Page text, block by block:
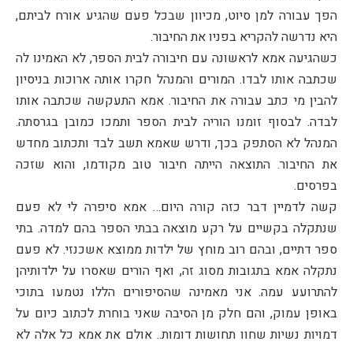
הפך עבורה למן סיוט, מכיוון שבכל פעם שהגיע אורח לביתם,
היא נדרשה להקריא בפניו את החיבור.
כשהגיעה אמא לראשונה עם חיבורה לבית הספר, לא האמינו לה
שכתבה אותו לבדו. המורים והמנהל חקרו אותה ארוכות בניסיון
להבין מי כתב עבורה את החיבור. אמא התעקשה שכתבה אותו
לבדה. לבסוף זומנו הוריה לבית הספר ותמכו כמובן בגרסתה.
המנהל לא הסתפק בכך, ודרש שאמא תשב לבד ותכתוב מחדש
את החיבור. התוצאה הייתה חיבור טוב מקודמו, והוא שזכה
בפרסים.
קשה לדמיין דבר כזה קורה היום… אמא סיפרה לי לא פעם
שנתקלה בקשיים על רקע מוצאה בבתי הספר בהם למדה. בתי
ספר דתיים, ובהם רוב מוחץ של ילדות ממוצא אשכנזי. לא פעם
נתקלה אמא בתגובות מסוג זה, ואף הורים שאסרו על ילדותיהן
להתרועע עמה. אני מאמינה שהסיפורים הללו נטמעו בתוכי
באופן עמוק, והם חלק מן הסיבה שאני בוחרת לכתוב כיום על
דמויות נשיות שחוו תחושות דומות.. אולם את אמא כל אלה לא